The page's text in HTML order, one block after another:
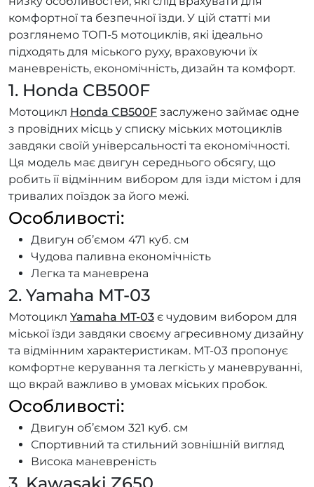
комфортної та безпечної їзди. У цій статті ми
розглянемо ТОП-5 мотоциклів, які ідеально
підходять для міського руху, враховуючи їх
маневреність, економічність, дизайн та комфорт.
1. Honda CB500F
Мотоцикл Honda CB500F заслужено займає одне
з провідних місць у списку міських мотоциклів
завдяки своїй універсальності та економічності.
Ця модель має двигун середнього обсягу, що
робить її відмінним вибором для їзди містом і для
тривалих поїздок за його межі.
Особливості:
Двигун об’ємом 471 куб. см
Чудова паливна економічність
Легка та маневрена
2. Yamaha MT-03
Мотоцикл Yamaha MT-03 є чудовим вибором для
міської їзди завдяки своєму агресивному дизайну
та відмінним характеристикам. MT-03 пропонує
комфортне керування та легкість у маневруванні,
що вкрай важливо в умовах міських пробок.
Особливості:
Двигун об’ємом 321 куб. см
Спортивний та стильний зовнішній вигляд
Висока маневреність